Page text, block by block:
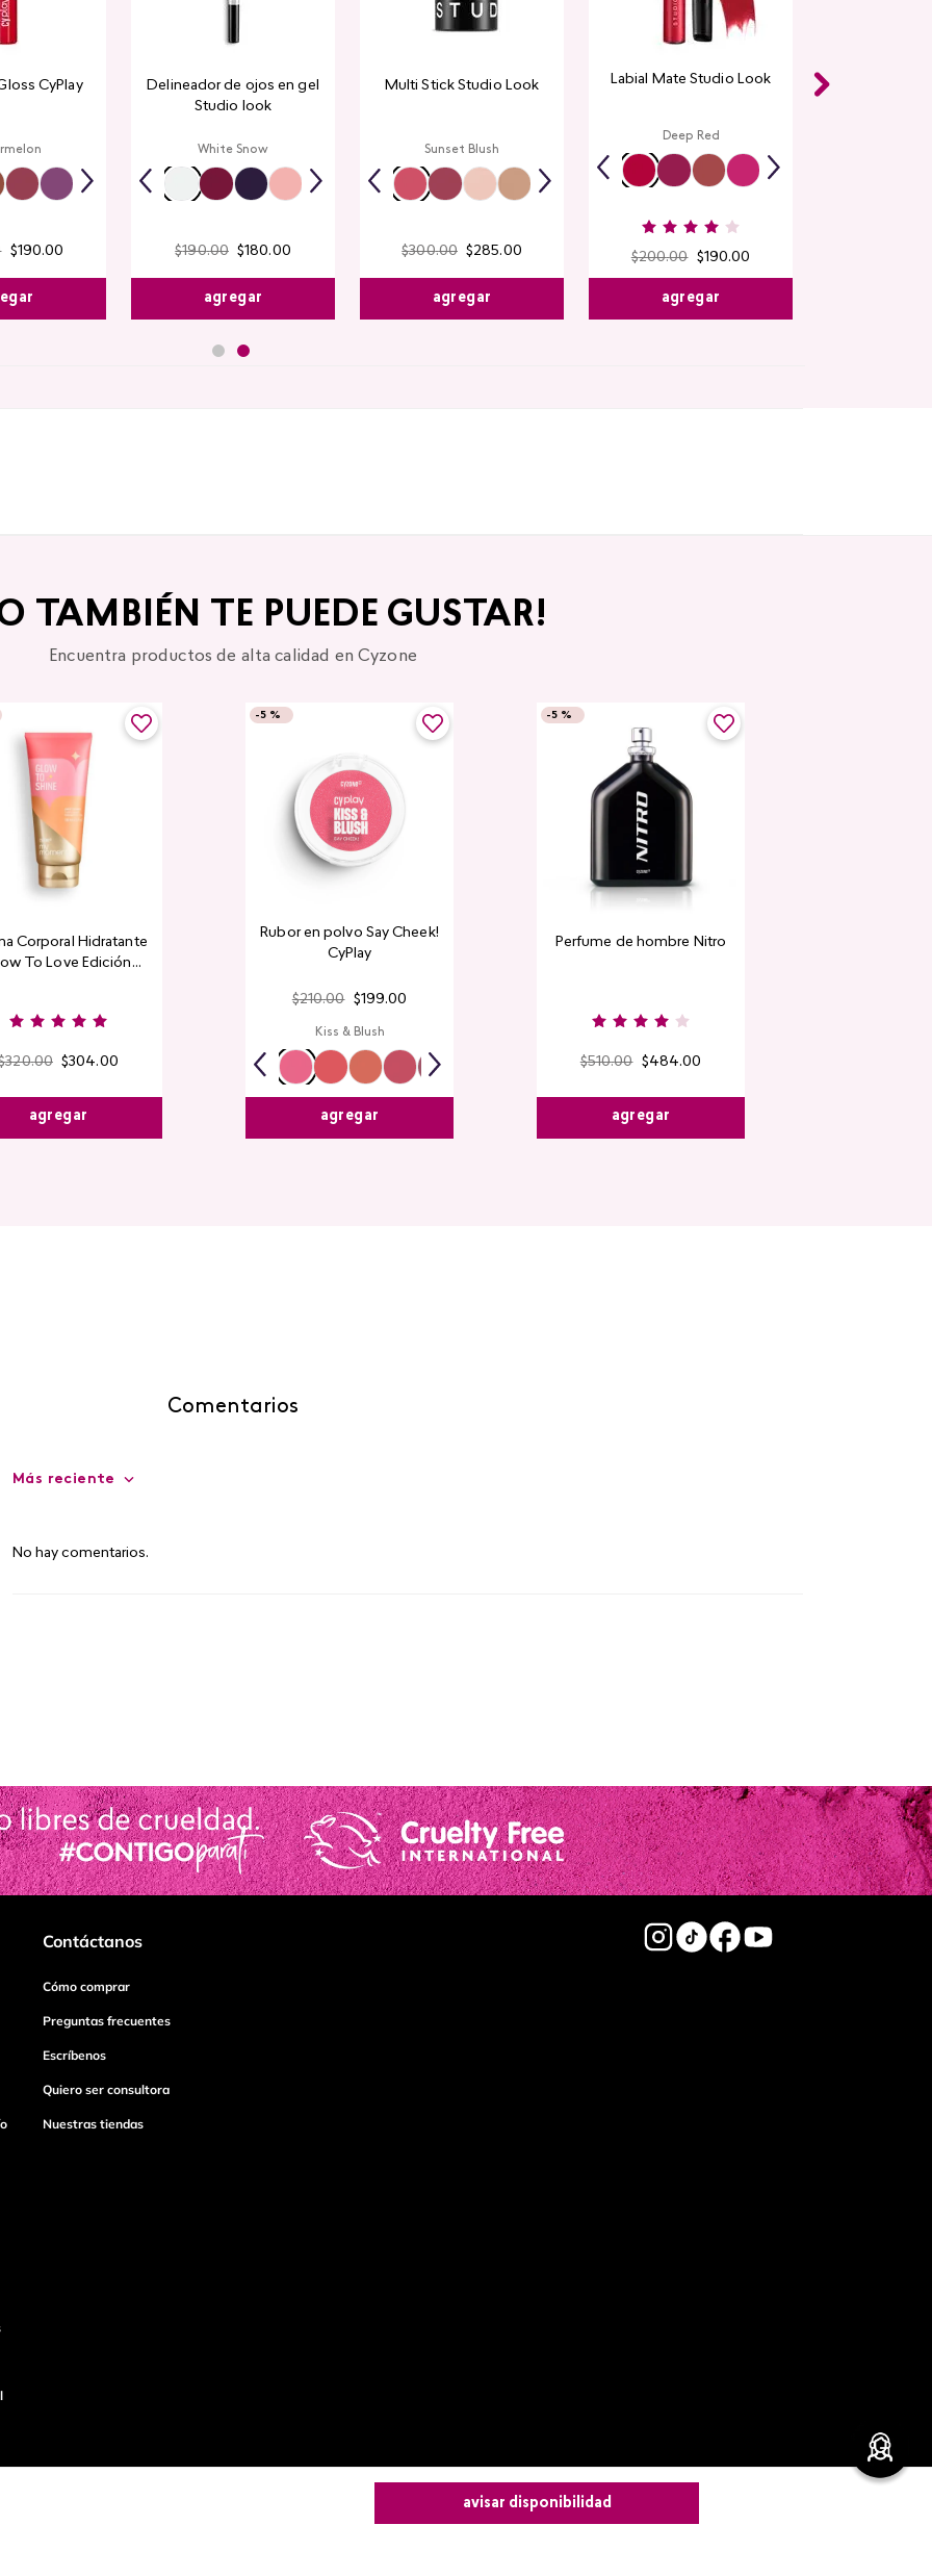
avisar disponibilidad
CyPlay
$190.00
Delineador de ojos en gel
Studio look
White Snow
$190.00 $180.00
agregar
Multi Stick Studio Look
Sunset Blush
$300.00 $285.00
agregar
Labial Mate Studio Look
Deep Red
$200.00 $190.00
agregar
TAMBIÉN TE PUEDE GUSTAR!
Encuentra productos de alta calidad en Cyzone
Corporal Hidratante
To Love Edición
320.00 $304.00
agregar
-5 %
Rubor en polvo Say Cheek!
CyPlay
$210.00 $199.00
Kiss & Blush
agregar
-5 %
Perfume de hombre Nitro
$510.00 $484.00
agregar
Comentarios
Más reciente
No hay comentarios.
Contáctanos
Cómo comprar
Preguntas frecuentes
Escríbenos
Quiero ser consultora
Nuestras tiendas